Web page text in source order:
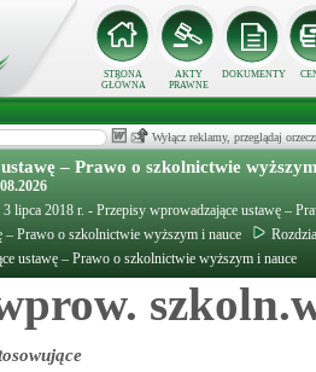
STRONA
GŁÓWNA
AKTY
PRAWNE
DOKUMENTY
Wyłącz reklamy, przeglądaj
– Prawo o szkolnictwie
lipca 2018 r. - Przepisy wprowadzające ustawę –
– Prawo o szkolnictwie wyższym i nauce
ustawę – Prawo o szkolnictwie wyższym i nauce